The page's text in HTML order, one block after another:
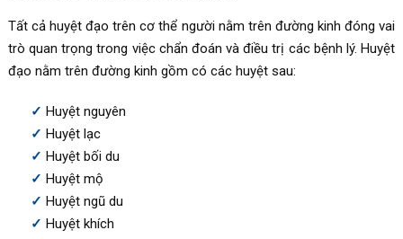
Tất cả huyệt đạo trên cơ thể người nằm trên đường kinh đóng vai
trò quan trọng trong việc chẩn đoán và điều trị các bệnh lý. Huyệt
đạo nằm trên đường kinh gồm có các huyệt sau:
Huyệt nguyên
Huyệt lạc
Huyệt bối du
Huyệt mộ
Huyệt ngũ du
Huyệt khích